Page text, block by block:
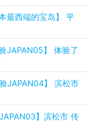
最西端的宝岛】 平
JAPAN05】 体验了
JAPAN04】 滨松市
】滨松市 传